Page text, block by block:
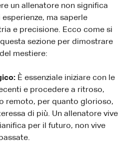
un allenatore non significa
ma saperle
e precisione. Ecco come si
sezione per dimostrare
mestiere:
È essenziale iniziare con le
e procedere a ritroso,
remoto, per quanto glorioso,
di più. Un allenatore vive
per il futuro, non vive